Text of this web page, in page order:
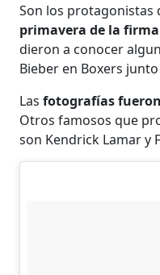
Son los protagonistas
primavera de la
dieron a conocer
Bieber en Boxers
Lasfotografías
Otros famosos que
son Kendrick Lamar y